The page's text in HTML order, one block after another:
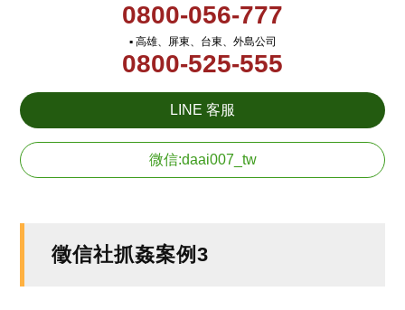
0800-056-777
▪ 高雄、屏東、台東、外島公司
0800-525-555
LINE 客服
微信:daai007_tw
徵信社抓姦案例3